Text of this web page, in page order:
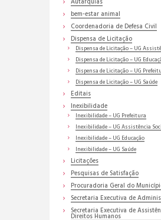
bem-estar animal
Coordenadoria de Defesa Civil
Dispensa de Licitação
Dispensa de Licitação – UG
Dispensa de Licitação – UG
Dispensa de Licitação – UG
Dispensa de Licitação – UG Saúde
Editais
Inexibilidade
Inexibilidade – UG Prefeitura
Inexibilidade – UG Assistência
Inexibilidade – UG Educação
Inexibilidade – UG Saúde
Licitações
Pesquisas de Satisfação
Procuradoria Geral do
Secretaria Executiva de
Secretaria Executiva de
Direitos Humanos